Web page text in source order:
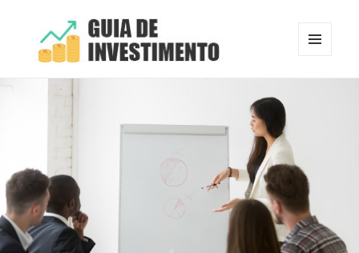
Guia de Investimento
E